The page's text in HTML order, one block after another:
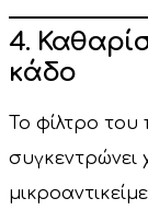
4.
κάδο
Το φίλτρο του
συγκεντρώνει